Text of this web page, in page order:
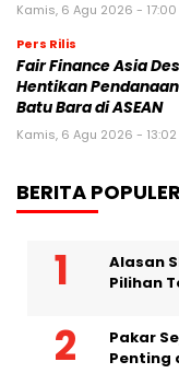
Kamis, 6 Agu 2026 - 17:00
Pers Rilis
Fair Finance Asia
Hentikan
Batu Bara di ASEAN
Kamis, 6 Agu 2026 - 13:02
BERITA POPULER
Alasan
Pilihan
Pakar
Penting